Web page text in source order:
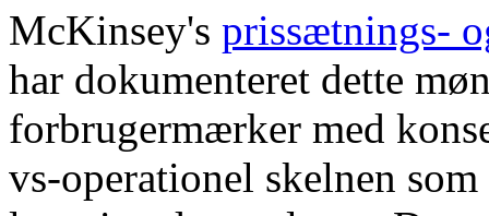
McKinsey's prissætnings-
har dokumenteret dette
forbrugermærker med
vs-operationel skelnen